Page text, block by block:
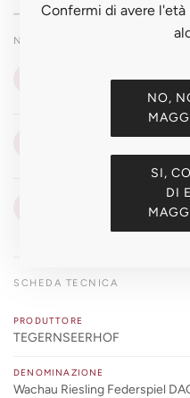
NOTE DI DEGUSTAZIONE
Giallo paglierino brillante
Agrumi, pesca, mineralità
Fresco, leggero,
SCHEDA TECNICA
PRODUTTORE
TEGERNSEERHOF
DENOMINAZIONE
Wachau Riesling Federspiel
Confermi di avere
NO,
SI,
DI